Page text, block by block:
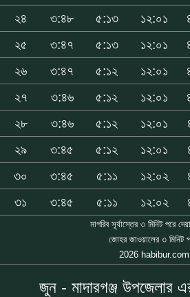
২৪
৩:৪৮ ৫:১৩ ১২:০১
২৫
৩:৪৭ ৫:১৩ ১২:০১
২৬
৩:৪৭ ৫:১২ ১২:০১
২৭
৩:৪৬ ৫:১২ ১২:০১
২৮
৩:৪৬ ৫:১২ ১২:০১
২৯
৩:৪৫ ৫:১২ ১২:০১
৩০
৩:৪৫ ৫:১১ ১২:০২
৩১
৩:৪৫ ৫:১১ ১২:০২
মাগরিব সূর্যাস্তের ৩ মিনিট পরে
জোহর জাওয়ালের ৩ মিনিট
2026 habibur.com
জুন - মাদারগঞ্জ উপজেলার